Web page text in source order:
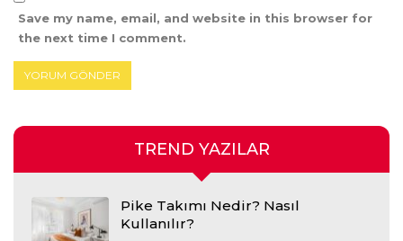
Save my name, email, and website in this browser for
the next time I comment.
TREND YAZILAR
Pike Takımı Nedir? Nasıl
Kullanılır?